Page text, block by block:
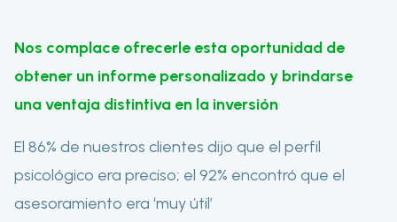
Nos complace ofrecerle esta oportunidad de
obtener un informe personalizado y brindarse
una ventaja distintiva en la inversión
El 86% de nuestros clientes dijo que el perfil
psicológico era preciso; el 92% encontró que el
asesoramiento era ‘muy útil’